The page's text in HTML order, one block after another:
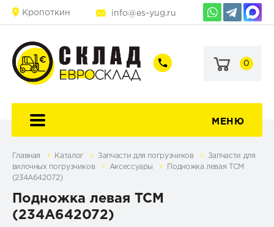
Кропоткин info@es-yug.ru
+7
60-
+7
69-
0
МЕНЮ
Главная Каталог Запчасти для погрузчиков
Запчасти для
вилочных погрузчиков
Аксессуары
Подножка левая TCM
(234A642072)
Подножка левая TCM
(234A642072)